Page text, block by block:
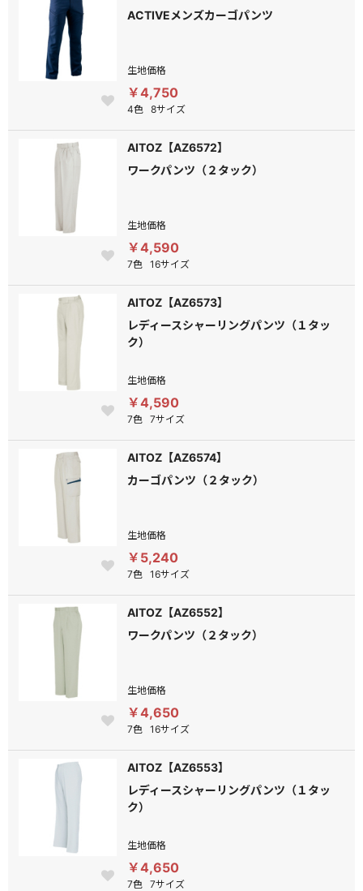
ACTIVEメンズカーゴパンツ
生地価格
￥4,750
4色 8サイズ
AITOZ【AZ6572】
ワークパンツ（２タック）
生地価格
￥4,590
7色 16サイズ
AITOZ【AZ6573】
レディースシャーリングパンツ（１タッ
ク）
生地価格
￥4,590
7色 7サイズ
AITOZ【AZ6574】
カーゴパンツ（２タック）
生地価格
￥5,240
7色 16サイズ
AITOZ【AZ6552】
ワークパンツ（２タック）
生地価格
￥4,650
7色 16サイズ
AITOZ【AZ6553】
レディースシャーリングパンツ（１タッ
ク）
生地価格
￥4,650
7色 7サイズ